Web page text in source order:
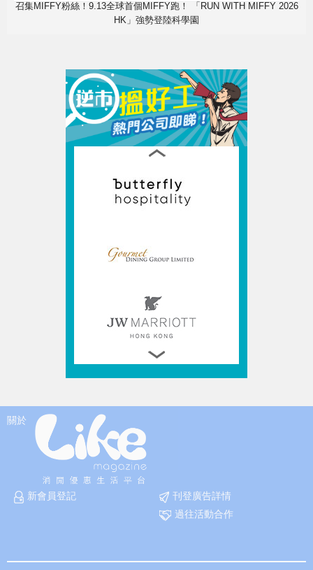
召集MIFFY粉絲！9.13全球首個MIFFY跑！ 「RUN WITH MIFFY 2026
HK」強勢登陸科學園
關於
新會員登記
刊登廣告詳情
過往活動合作